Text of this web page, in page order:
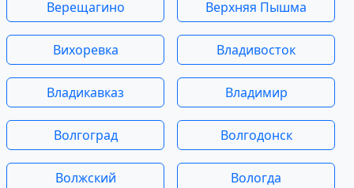
Верещагино Верхняя Пышма
Вихоревка Владивосток
Владикавказ Владимир
Волгоград Волгодонск
Волжский Вологда